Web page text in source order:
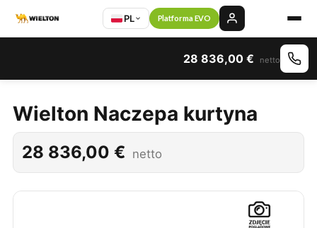
PL Platforma EVO
28 836,00 € netto
Wielton Naczepa kurtyna
28 836,00 € netto